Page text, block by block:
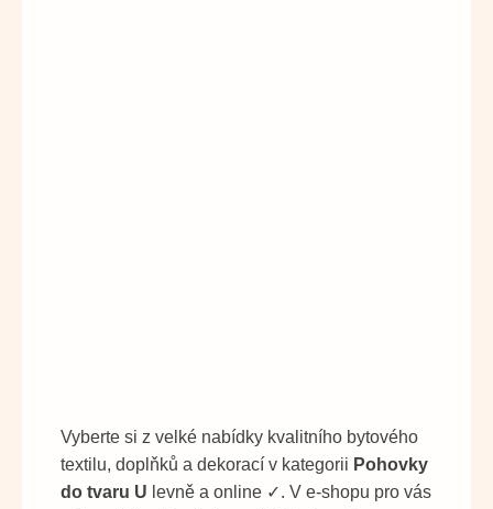
Vyberte si z velké nabídky kvalitního bytového
textilu, doplňků a dekorací v kategorii Pohovky
do tvaru U levně a online ✓. V e-shopu pro vás